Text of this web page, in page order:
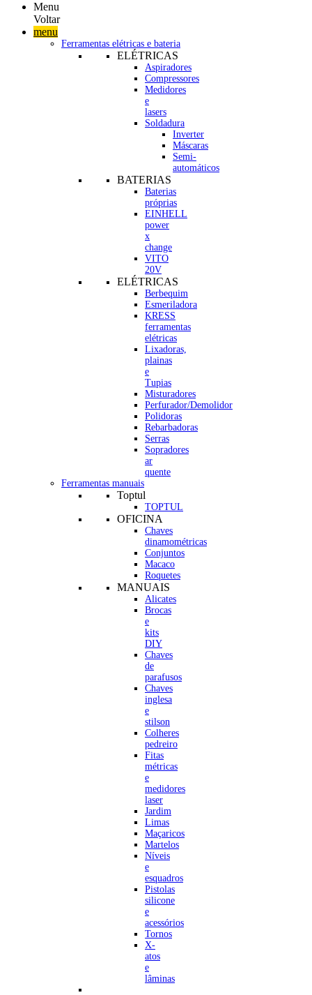
Menu
Voltar
menu
Ferramentas elétricas e bateria
ELÉTRICAS
Aspiradores
Compressores
Medidores
e
lasers
Soldadura
Inverter
Máscaras
Semi-
automáticos
BATERIAS
Baterias
próprias
EINHELL
power
x
change
VITO
20V
ELÉTRICAS
Berbequim
Esmeriladora
KRESS
ferramentas
elétricas
Lixadoras,
plainas
e
Tupias
Misturadores
Perfurador/Demolidor
Polidoras
Rebarbadoras
Serras
Sopradores
ar
quente
Ferramentas manuais
Toptul
TOPTUL
OFICINA
Chaves
dinamométricas
Conjuntos
Macaco
Roquetes
MANUAIS
Alicates
Brocas
e
kits
DIY
Chaves
de
parafusos
Chaves
inglesa
e
stilson
Colheres
pedreiro
Fitas
métricas
e
medidores
laser
Jardim
Limas
Maçaricos
Martelos
Níveis
e
esquadros
Pistolas
silicone
e
acessórios
Tornos
X-
atos
e
lâminas